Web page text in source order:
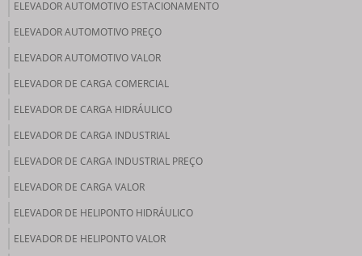
ELEVADOR AUTOMOTIVO ESTACIONAMENTO
ELEVADOR AUTOMOTIVO PREÇO
ELEVADOR AUTOMOTIVO VALOR
ELEVADOR DE CARGA COMERCIAL
ELEVADOR DE CARGA HIDRÁULICO
ELEVADOR DE CARGA INDUSTRIAL
ELEVADOR DE CARGA INDUSTRIAL PREÇO
ELEVADOR DE CARGA VALOR
ELEVADOR DE HELIPONTO HIDRÁULICO
ELEVADOR DE HELIPONTO VALOR